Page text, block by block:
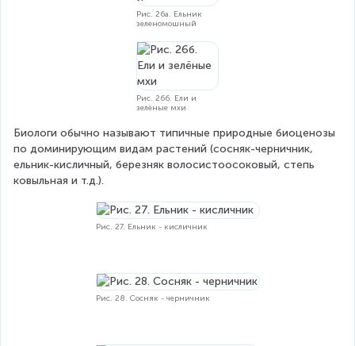
Рис. 26а. Ельник
зеленомошный
Рис. 26б. Ели и
зелёные мхи
Биологи обычно называют типичные природные биоценозы
по доминирующим видам растений (сосняк-черничник,
ельник-кисличный, березняк волосистоосоковый, степь
ковыльная и т.д.).
Рис. 27. Ельник - кисличник
Рис. 28. Сосняк - черничник